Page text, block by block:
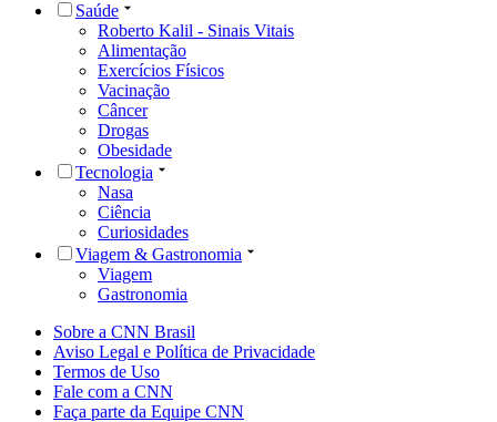
Saúde
Roberto Kalil - Sinais Vitais
Alimentação
Exercícios Físicos
Vacinação
Câncer
Drogas
Obesidade
Tecnologia
Nasa
Ciência
Curiosidades
Viagem & Gastronomia
Viagem
Gastronomia
Sobre a CNN Brasil
Aviso Legal e Política de Privacidade
Termos de Uso
Fale com a CNN
Faça parte da Equipe CNN